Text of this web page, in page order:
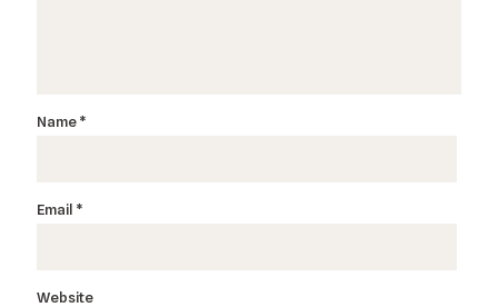
Name*
Email *
Website